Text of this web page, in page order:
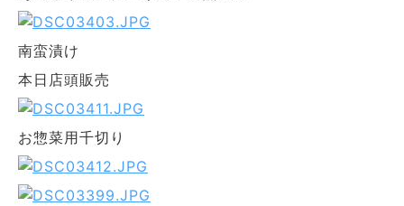
南蛮漬け
本日店頭販売
お惣菜用千切り